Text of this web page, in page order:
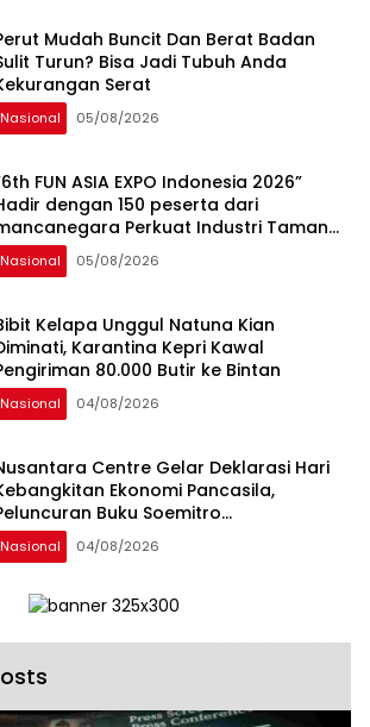
Mudah Buncit Dan Berat Badan
Turun? Bisa Jadi Tubuh Anda
Serat
Nasional 05/08/2026
FUN ASIA EXPO Indonesia 2026”
dengan 150 peserta dari
Perkuat Industri Taman
dan Ekosistem Pariwisata di
Air
Nasional 05/08/2026
Kelapa Unggul Natuna Kian
Karantina Kepri Kawal
80.000 Butir ke Bintan
Nasional 04/08/2026
Centre Gelar Deklarasi Hari
Ekonomi Pancasila,
Buku Soemitro
Anti Penjajahan
Ekonomi Politik Indonesia) &
Undang Perekonomian Nasional dan
Menuju Indonesia Emas 2045”,
Nasional 04/08/2026